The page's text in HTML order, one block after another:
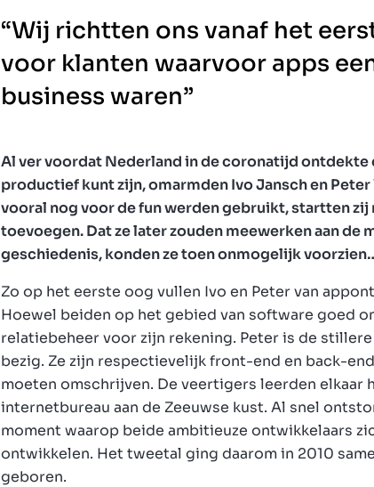
“Wij richtten ons vanaf het
voor klanten waarvoor apps
business waren”
Al ver voordat Nederland in de coronatijd ontdekte
productief kunt zijn, omarmden Ivo Jansch en
vooral nog voor de fun werden gebruikt, startten
toevoegen. Dat ze later zouden meewerken aan
geschiedenis, konden ze toen onmogelijk
Zo op het eerste oog vullen Ivo en Peter van
Hoewel beiden op het gebied van software goed
relatiebeheer voor zijn rekening. Peter is de
bezig. Ze zijn respectievelijk front-end en back-
moeten omschrijven. De veertigers leerden elkaar
internetbureau aan de Zeeuwse kust. Al snel
moment waarop beide ambitieuze ontwikkelaars
ontwikkelen. Het tweetal ging daarom in 2010
geboren.